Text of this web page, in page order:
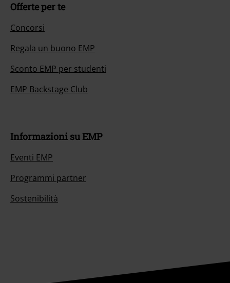
Offerte per te
Concorsi
Regala un buono EMP
Sconto EMP per studenti
EMP Backstage Club
Informazioni su EMP
Eventi EMP
Programmi partner
Sostenibilità